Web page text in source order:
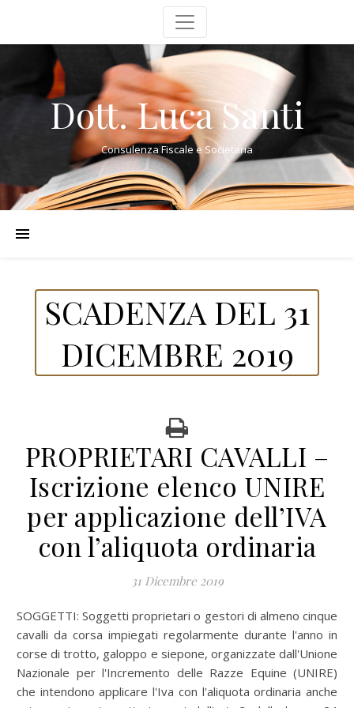
Dott. Luca Santi
Consulenza Fiscale e Societaria
SCADENZA DEL 31
DICEMBRE 2019
PROPRIETARI CAVALLI –
Iscrizione elenco UNIRE
per applicazione dell’IVA
con l’aliquota ordinaria
31 Dicembre 2019
SOGGETTI:Soggetti proprietari o gestori di almeno cinque
cavalli da corsa impiegati regolarmente durante l'anno in
corse di trotto, galoppo e siepone, organizzate dall'Unione
Nazionale per l'Incremento delle Razze Equine (UNIRE)
che intendono applicare l'Iva con l'aliquota ordinaria anche